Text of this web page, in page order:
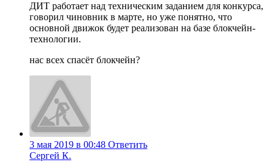
ДИТ работает над техническим заданием для конкурса,
говорил чиновник в марте, но уже понятно, что
основной движок будет реализован на базе блокчейн-
технологии.
нас всех спасёт блокчейн?
3 мая 2019 в 00:48 Ответить
Сергей К.